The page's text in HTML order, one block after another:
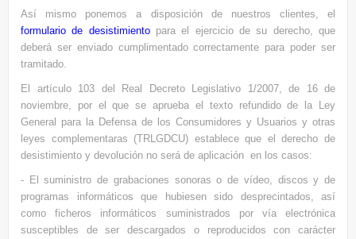
Así mismo ponemos a disposición de nuestros clientes, el
formulario de desistimiento para el ejercicio de su derecho, que
deberá ser enviado cumplimentado correctamente para poder ser
tramitado.
El artículo 103 del Real Decreto Legislativo 1/2007, de 16 de
noviembre, por el que se aprueba el texto refundido de la Ley
General para la Defensa de los Consumidores y Usuarios y otras
leyes complementaras (TRLGDCU) establece que el derecho de
desistimiento y devolución no será de aplicación en los casos:
- El suministro de grabaciones sonoras o de vídeo, discos y de
programas informáticos que hubiesen sido desprecintados, así
como ficheros informáticos suministrados por vía electrónica
susceptibles de ser descargados o reproducidos con carácter